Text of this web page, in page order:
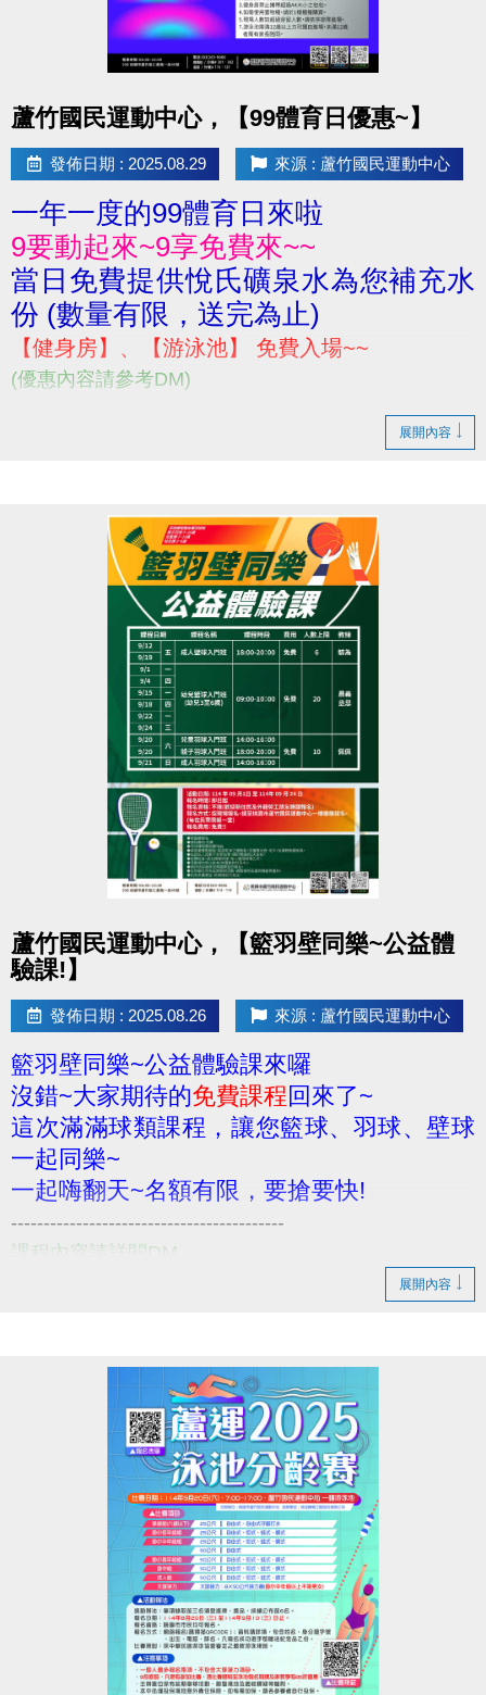
蘆竹國民運動中心，【99體育日優惠~】
發佈日期 : 2025.08.29 來源 : 蘆竹國民運動中心
一年一度的99體育日來啦
9要動起來~9享免費來~~
當日免費提供悅氏礦泉水為您補充水
份 (數量有限，送完為止)
【健身房】、【游泳池】 免費入場~~
(優惠內容請參考DM)
展開內容
蘆竹國民運動中心，【籃羽壁同樂~公益體
驗課!】
發佈日期 : 2025.08.26 來源 : 蘆竹國民運動中心
籃羽壁同樂~公益體驗課來囉
沒錯~大家期待的免費課程回來了~
這次滿滿球類課程，讓您籃球、羽球、壁球
一起同樂~
一起嗨翻天~名額有限，要搶要快!
------------------------------------------
課程內容請詳閱DM
報名方式: 請至1F櫃檯辦理 (每位民眾限報一堂!!)
小提醒，請詳閱注意事項喔~
------------------------------------------
也歡迎新住民朋友們一起來享受運動的樂趣
若有相關問題
請撥打 03-2639066 #115 客務部
展開內容